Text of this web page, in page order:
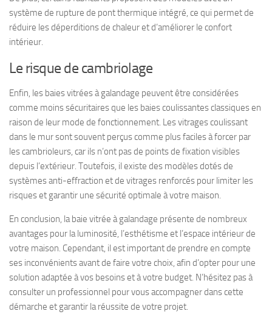
système de rupture de pont thermique intégré, ce qui permet de
réduire les déperditions de chaleur et d’améliorer le confort
intérieur.
Le risque de cambriolage
Enfin, les baies vitrées à galandage peuvent être considérées
comme moins sécuritaires que les baies coulissantes classiques en
raison de leur mode de fonctionnement. Les vitrages coulissant
dans le mur sont souvent perçus comme plus faciles à forcer par
les cambrioleurs, car ils n’ont pas de points de fixation visibles
depuis l’extérieur. Toutefois, il existe des modèles dotés de
systèmes anti-effraction et de vitrages renforcés pour limiter les
risques et garantir une sécurité optimale à votre maison.
En conclusion, la baie vitrée à galandage présente de nombreux
avantages pour la luminosité, l’esthétisme et l’espace intérieur de
votre maison. Cependant, il est important de prendre en compte
ses inconvénients avant de faire votre choix, afin d’opter pour une
solution adaptée à vos besoins et à votre budget. N’hésitez pas à
consulter un professionnel pour vous accompagner dans cette
démarche et garantir la réussite de votre projet.